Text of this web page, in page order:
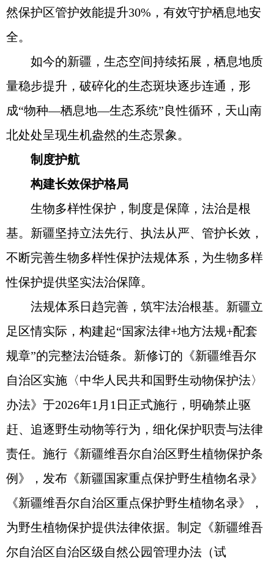
然保护区管护效能提升30%，有效守护栖息地安
全。
如今的新疆，生态空间持续拓展，栖息地质
量稳步提升，破碎化的生态斑块逐步连通，形
成“物种—栖息地—生态系统”良性循环，天山南
北处处呈现生机盎然的生态景象。
制度护航
构建长效保护格局
生物多样性保护，制度是保障，法治是根
基。新疆坚持立法先行、执法从严、管护长效，
不断完善生物多样性保护法规体系，为生物多样
性保护提供坚实法治保障。
法规体系日趋完善，筑牢法治根基。新疆立
足区情实际，构建起“国家法律+地方法规+配套
规章”的完整法治链条。新修订的《新疆维吾尔
自治区实施〈中华人民共和国野生动物保护法〉
办法》于2026年1月1日正式施行，明确禁止驱
赶、追逐野生动物等行为，细化保护职责与法律
责任。施行《新疆维吾尔自治区野生植物保护条
例》，发布《新疆国家重点保护野生植物名录》
《新疆维吾尔自治区重点保护野生植物名录》，
为野生植物保护提供法律依据。制定《新疆维吾
尔自治区自治区级自然公园管理办法（试